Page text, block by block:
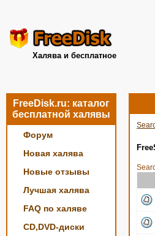
Халява и бесплатное
FreeDisk.ru: каталог
бесплатной халявы
Форум
Новая халява
Новые отзывы
Лучшая халява
FAQ по халяве
CD,DVD-диски